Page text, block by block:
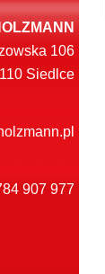
106
Siedlce
907 977